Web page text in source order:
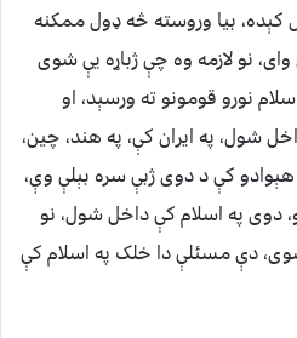
کېده، بیا وروسته څه ډول ممکنه
نو لازمه وه چې ژباړه یې شوی
نورو قومونو ته ورسېد، او
شول، په ایران کې، په هند، چین،
هېوادو کې د دوی ژبې سره بېلې وې،
دوی په اسلام کې داخل شول، نو
دې مسئلې دا خلک په اسلام کې